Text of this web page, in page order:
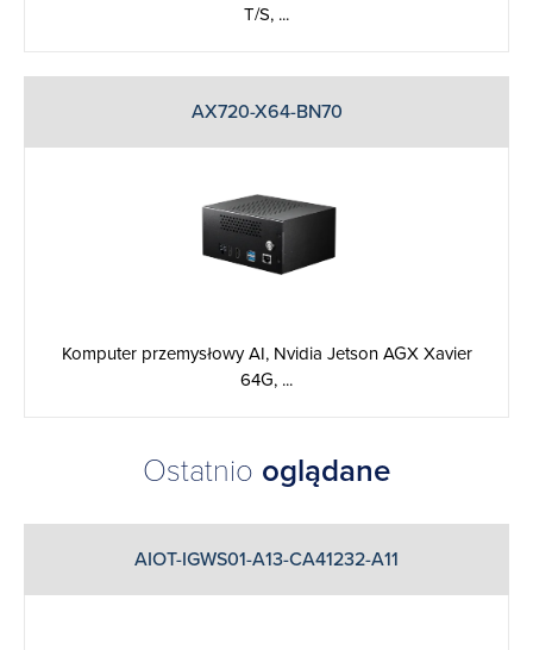
T/S, ...
AX720-X64-BN70
Komputer przemysłowy AI, Nvidia Jetson AGX Xavier
64G, ...
Ostatnio oglądane
AIOT-IGWS01-A13-CA41232-A11